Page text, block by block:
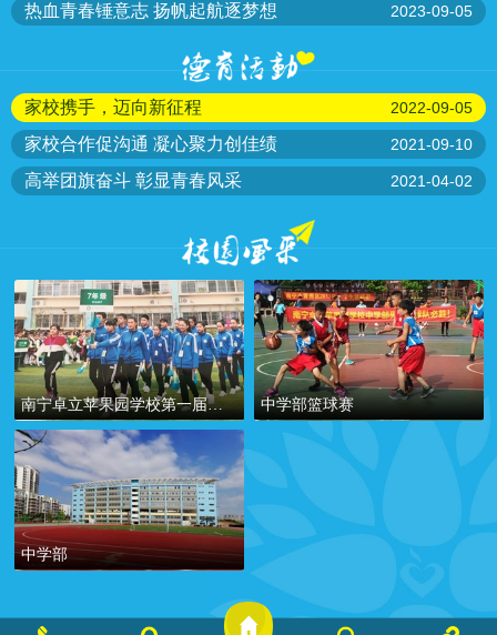
2023-09-05
热血青春锤意志 扬帆起航逐梦想
2022-09-05
家校携手，迈向新征程
2021-09-10
家校合作促沟通 凝心聚力创佳绩
2021-04-02
高举团旗奋斗 彰显青春风采
南宁卓立苹果园学校第一届秋
季田径运动会
中学部篮球赛
中学部